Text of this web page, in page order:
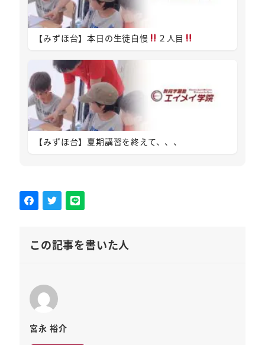
【みずほ台】本日の生徒自慢 ２人目
【みずほ台】夏期講習を終えて、、、
この記事を書いた人
宮永 裕介